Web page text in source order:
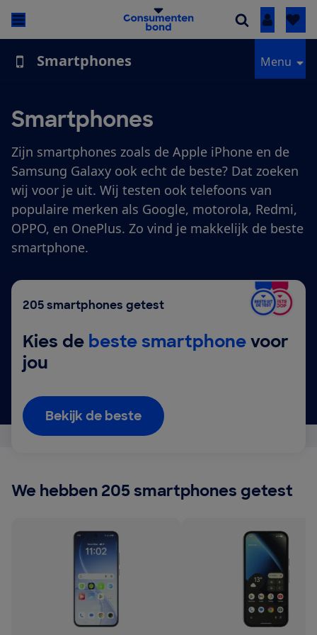
Inloggen
Smartphones Menu
Smartphones
Zijn smartphones zoals de Apple iPhone en de
Samsung Galaxy ook echt de beste? Dat zoeken
wij voor je uit. Wij testen ook telefoons van
populaire merken als Google, motorola, Redmi,
OPPO, en OnePlus. Zo vind je makkelijk de beste
smartphone.
205 smartphones getest
Kies de beste smartphonevoor
jou
Bekijk de beste
We hebben 205 smartphones getest